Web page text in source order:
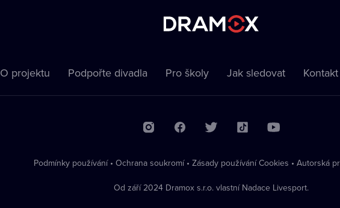
O projektu Podpořte divadla Pro školy Jak sledovat Kontakt
Podmínky používání • Ochrana soukromí • Zásady používání Cookies • Autorská
Od září 2024 Dramox s.r.o. vlastní Nadace Livesport.